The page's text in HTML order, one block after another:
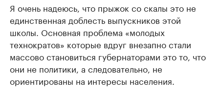
Я очень надеюсь, что прыжок со скалы это не
единственная доблесть выпускников этой
школы. Основная проблема «молодых
технократов» которые вдруг внезапно стали
массово становиться губернаторами это то, что
они не политики, а следовательно, не
ориентированы на интересы населения.